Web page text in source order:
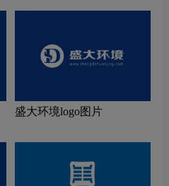
盛大环境logo图片